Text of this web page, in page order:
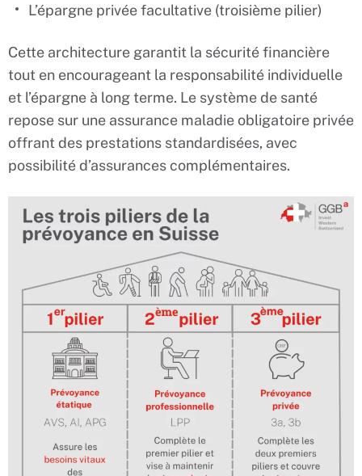
L’épargne privée facultative (troisième pilier)
Cette architecture garantit la sécurité financière
tout en encourageant la responsabilité individuelle
et l’épargne à long terme. Le système de santé
repose sur une assurance maladie obligatoire privée
offrant des prestations standardisées, avec
possibilité d’assurances complémentaires.